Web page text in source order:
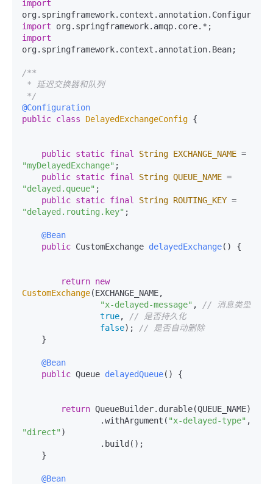
import
import
import
org.springframework.context.annotation.Bean;
/**
*/
@Configuration
public class DelayedExchangeConfig {
public static final String EXCHANGE_NAME =
"myDelayedExchange" ;
public static final String QUEUE_NAME =
"delayed.queue" ;
public static final String ROUTING_KEY =
"delayed.routing.key" ;
@Bean
public CustomExchange delayedExchange() {
return new
CustomExchange(EXCHANGE_NAME,
"x-delayed-message" ,
// 消息类型
true,
// 是否持久化
false);
// 是否自动删除
@Bean
public Queue delayedQueue() {
return QueueBuilder.durable(QUEUE_NAME)
                .withArgument(
"x-delayed-type"
"direct" )
@Bean